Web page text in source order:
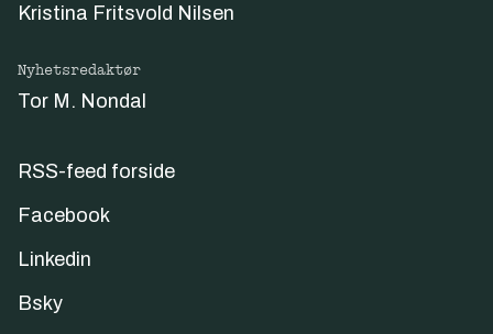
Kristina Fritsvold Nilsen
Nyhetsredaktør
Tor M. Nondal
RSS-feed forside
Facebook
Linkedin
Bsky